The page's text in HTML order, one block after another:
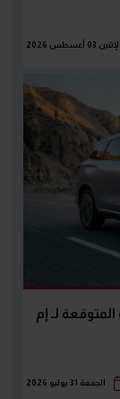
الإثنين 03 أغسطس 2026
لـ إم
الجمعة 31 يوليو 2026